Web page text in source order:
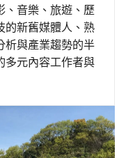
、音樂、旅遊、歷
的新舊媒體人、熟
析與產業趨勢的半
多元內容工作者與